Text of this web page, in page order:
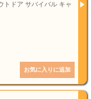
トドア サバイバル キャ